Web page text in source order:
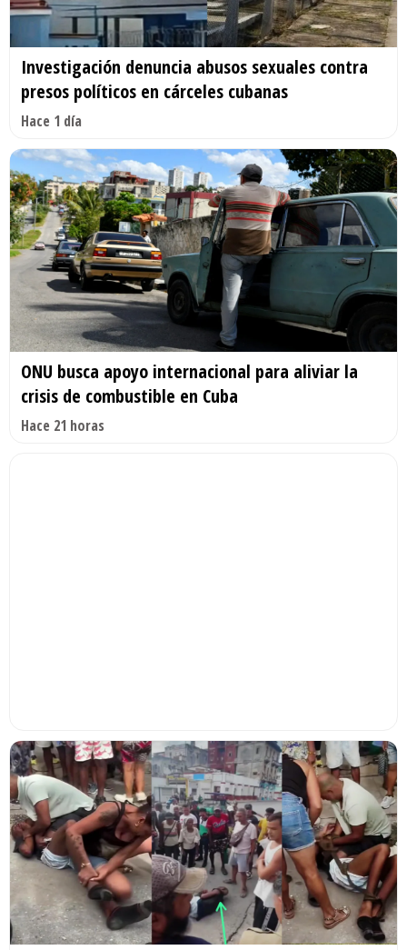
Investigación denuncia abusos sexuales contra
presos políticos en cárceles cubanas
Hace 1 día
ONU busca apoyo internacional para aliviar la
crisis de combustible en Cuba
Hace 21 horas